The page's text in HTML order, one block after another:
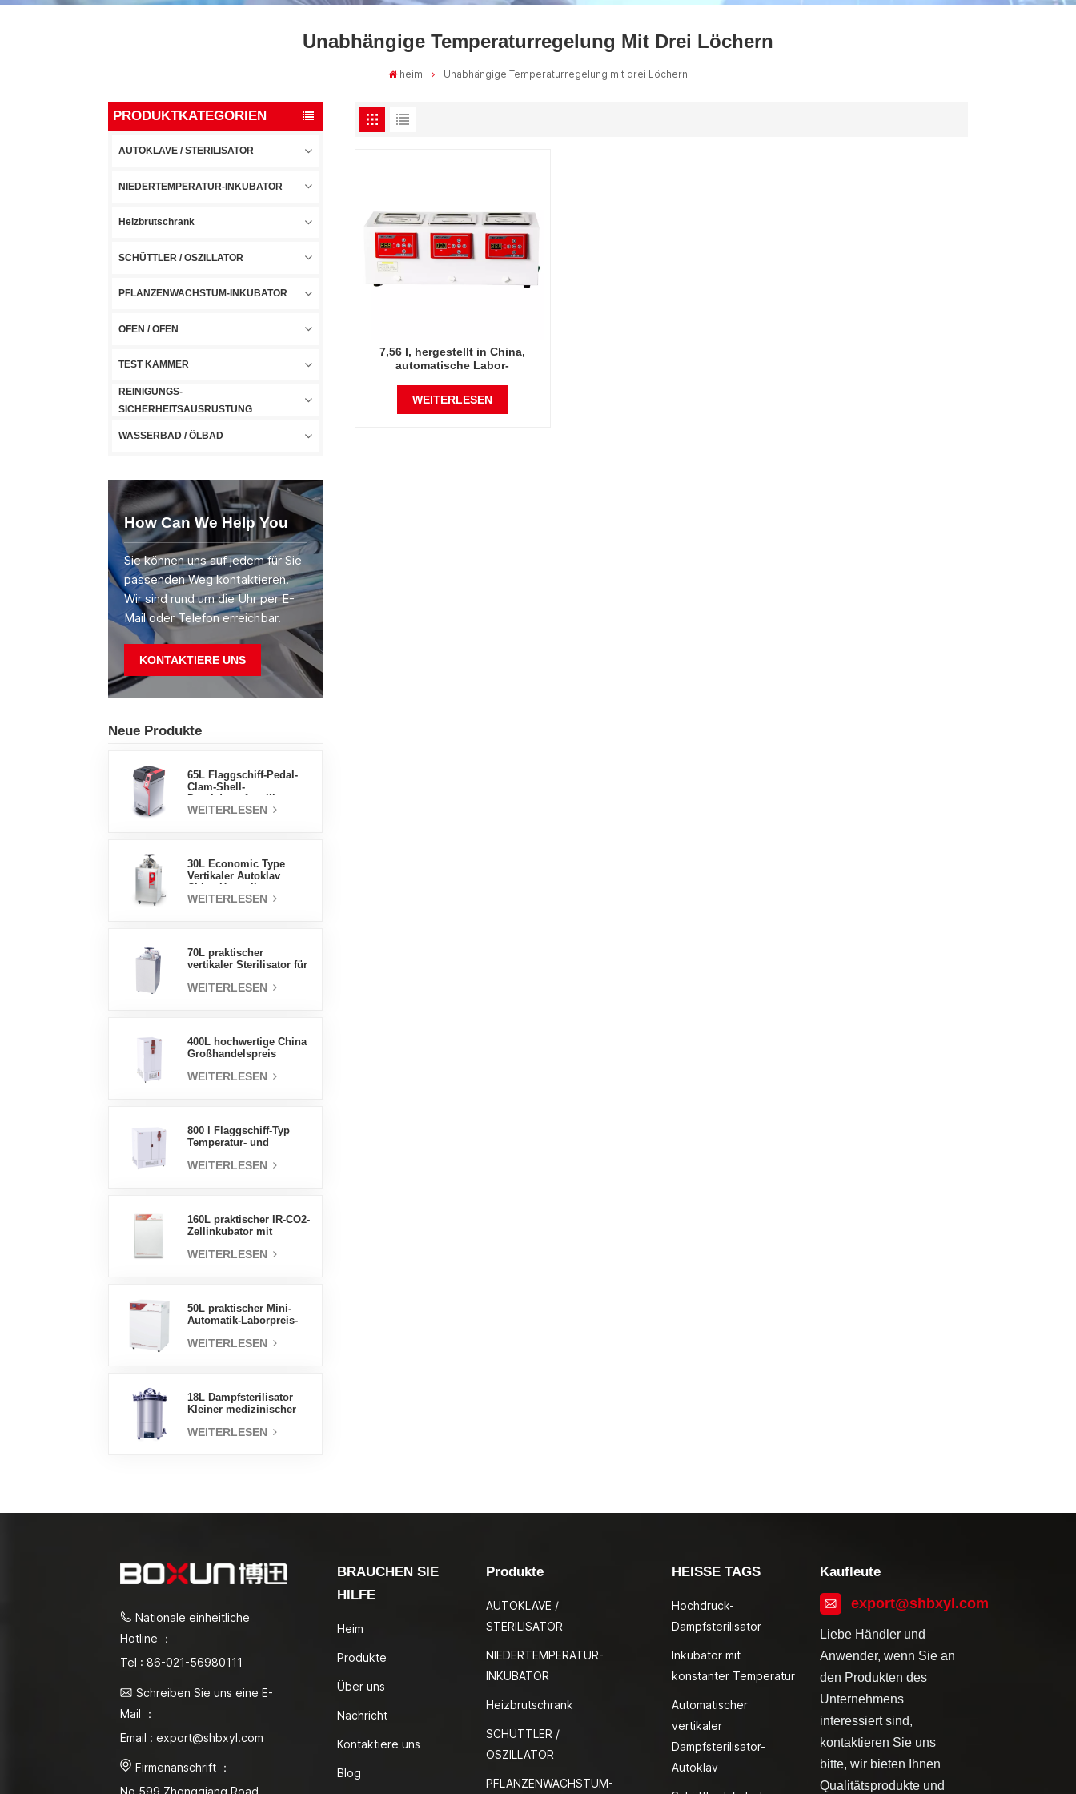
Unabhängige Temperaturregelung Mit Drei Löchern
heim Unabhängige Temperaturregelung mit drei Löchern
PRODUKTKATEGORIEN
AUTOKLAVE / STERILISATOR
NIEDERTEMPERATUR-INKUBATOR
Heizbrutschrank
SCHÜTTLER / OSZILLATOR
PFLANZENWACHSTUM-INKUBATOR
OFEN / OFEN
TEST KAMMER
REINIGUNGS-
SICHERHEITSAUSRÜSTUNG
WASSERBAD / ÖLBAD
How Can We Help You
Sie können uns auf jedem für Sie
passenden Weg kontaktieren.
Wir sind rund um die Uhr per E-
Mail oder Telefon erreichbar.
KONTAKTIERE UNS
Neue Produkte
65L Flaggschiff-Pedal-
Clam-Shell-
Fabrik
WEITERLESEN
30L Economic Type
Vertikaler Autoklav
Druckdampfsterilisator
WEITERLESEN
70L praktischer
vertikaler Sterilisator für
Design,
WEITERLESEN
400L hochwertige China
Großhandelspreis
Luftfeuchtigkeit stabile
WEITERLESEN
800 l Flaggschiff-Typ
Temperatur- und
Inkubatorkammer,
WEITERLESEN
160L praktischer IR-CO2-
Zellinkubator mit
professionelle Fabrik-
WEITERLESEN
50L praktischer Mini-
Automatik-Laborpreis-
WEITERLESEN
18L Dampfsterilisator
Kleiner medizinischer
Autoklav
WEITERLESEN
7,56 l, hergestellt in China,
automatische Labor-
konstanter Temperatur
WEITERLESEN
Nationale einheitliche
Hotline ：
Tel : 86-021-56980111
Schreiben Sie uns eine E-
Mail ：
Email : export@shbxyl.com
Firmenanschrift ：
BRAUCHEN SIE
HILFE
Heim
Produkte
Über uns
Nachricht
Kontaktiere uns
Blog
Produkte
AUTOKLAVE /
STERILISATOR
NIEDERTEMPERATUR-
INKUBATOR
Heizbrutschrank
SCHÜTTLER /
OSZILLATOR
PFLANZENWACHSTUM-
HEISSE TAGS
Hochdruck-
Dampfsterilisator
Inkubator mit
konstanter Temperatur
Automatischer
vertikaler
Dampfsterilisator-
Autoklav
Kaufleute
export@shbxyl.com
Liebe Händler und
Anwender, wenn Sie an
den Produkten des
Unternehmens
interessiert sind,
kontaktieren Sie uns
bitte, wir bieten Ihnen
Qualitätsprodukte und